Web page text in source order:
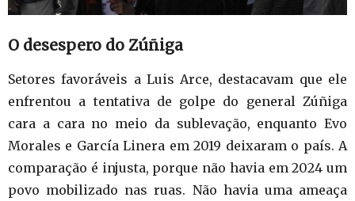
O desespero do Zúñiga
Setores favoráveis a Luis Arce, destacavam que ele
enfrentou a tentativa de golpe do general Zúñiga
cara a cara no meio da sublevação, enquanto Evo
Morales e García Linera em 2019 deixaram o país. A
comparação é injusta, porque não havia em 2024 um
povo mobilizado nas ruas. Não havia uma ameaça